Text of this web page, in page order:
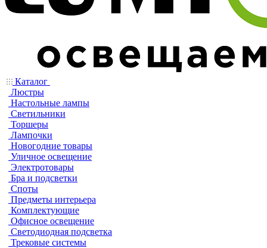
Каталог
Люстры
Настольные лампы
Светильники
Торшеры
Лампочки
Новогодние товары
Уличное освещение
Электротовары
Бра и подсветки
Споты
Предметы интерьера
Комплектующие
Офисное освещение
Светодиодная подсветка
Трековые системы